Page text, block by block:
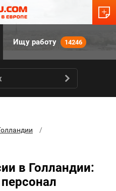
Ищу работу 14246
в Голландии: